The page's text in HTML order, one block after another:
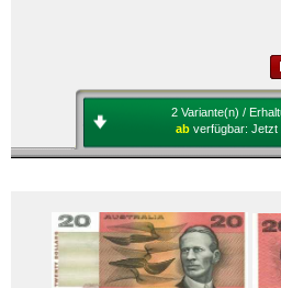
2 Variante(n) /
ab verfügbar: Jetzt